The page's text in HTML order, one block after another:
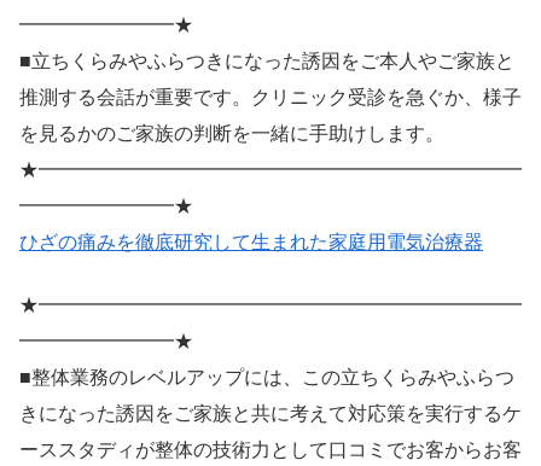
━━━━━━━━★
■立ちくらみやふらつきになった誘因をご本人やご家族と
推測する会話が重要です。クリニック受診を急ぐか、様子
を見るかのご家族の判断を一緒に手助けします。
★━━━━━━━━━━━━━━━━━━━━━━━━━
━━━━━━━━★
ひざの痛みを徹底研究して生まれた家庭用電気治療器
★━━━━━━━━━━━━━━━━━━━━━━━━━
━━━━━━━━★
■整体業務のレベルアップには、この立ちくらみやふらつ
きになった誘因をご家族と共に考えて対応策を実行するケ
ーススタディが整体の技術力として口コミでお客からお客